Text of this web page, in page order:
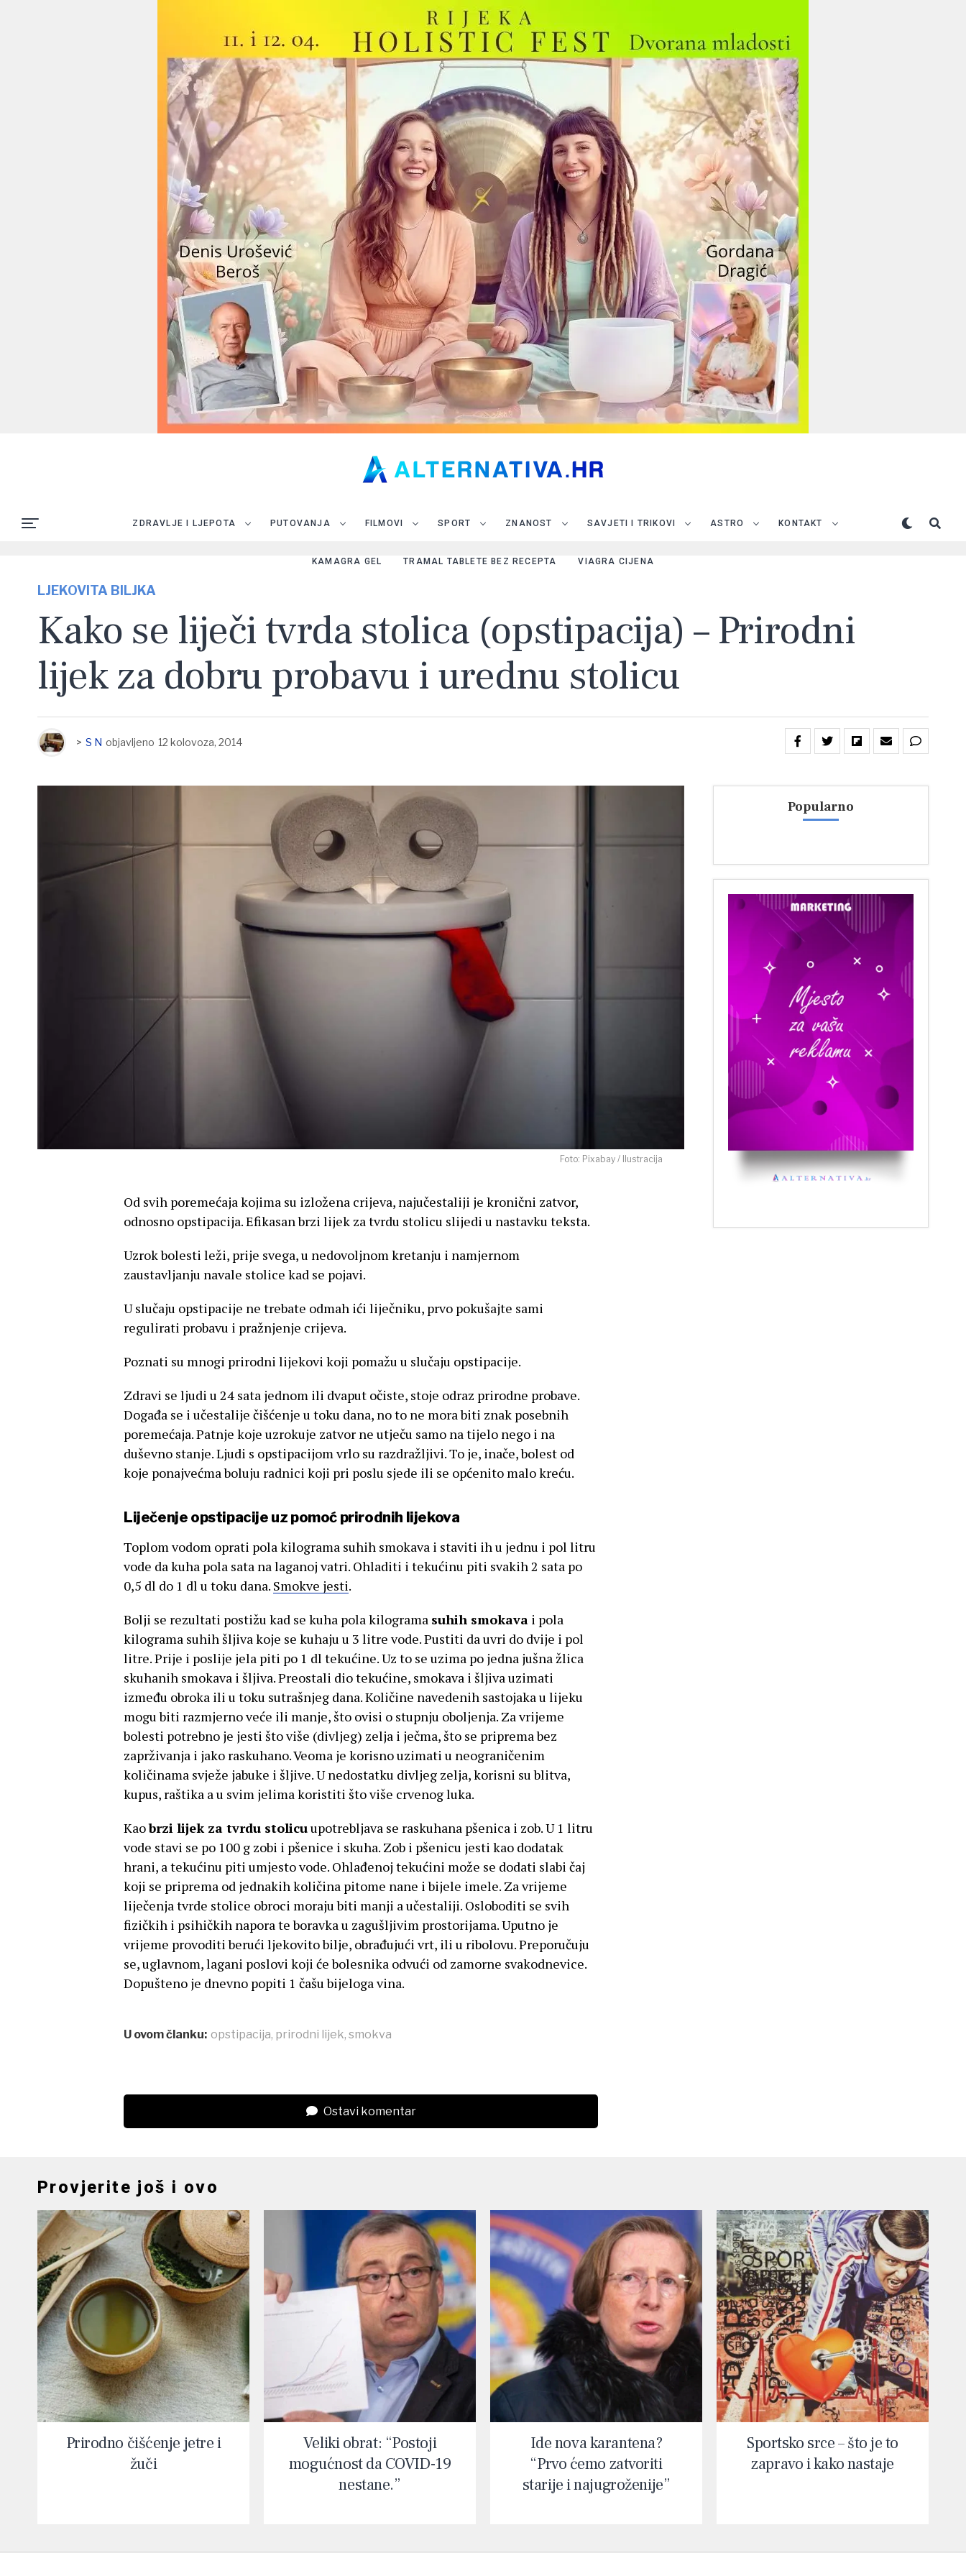
ZDRAVLJE I LJEPOTA PUTOVANJA FILMOVI SPORT ZNANOST SAVJETI I TRIKOVI ASTRO KONTAKT
KAMAGRA GEL TRAMAL TABLETE BEZ RECEPTA VIAGRA CIJENA
LJEKOVITA BILJKA
Kako se liječi tvrda stolica (opstipacija) – Prirodni
lijek za dobru probavu i urednu stolicu
> S N objavljeno 12 kolovoza, 2014
Foto: Pixabay / Ilustracija
Od svih poremećaja kojima su izložena crijeva, najučestaliji je kronični zatvor,
odnosno opstipacija. Efikasanbrzi lijek za tvrdu stolicu slijedi u nastavku teksta.
Uzrok bolesti leži, prije svega, u nedovoljnom kretanju i namjernom
zaustavljanju navale stolice kad se pojavi.
U slučaju opstipacije ne trebate odmah ići liječniku, prvo pokušajte sami
regulirati probavu i pražnjenje crijeva.
Poznati su mnogi prirodni lijekovi koji pomažu u slučaju opstipacije.
Zdravi se ljudi u 24 sata jednom ili dvaput očiste, stoje odraz prirodne probave.
Događa se i učestalije čišćenje u toku dana, no to ne mora biti znak posebnih
poremećaja. Patnje koje uzrokuje zatvor ne utječu samo na tijelo nego i na
duševno stanje. Ljudi s opstipacijom vrlo su razdražljivi. To je, inače, bolest od
koje ponajvećma boluju radnici koji pri poslu sjede ili se općenito malo kreću.
Liječenje opstipacije uz pomoć prirodnih lijekova
Toplom vodom oprati pola kilograma suhih smokava i staviti ih u jednu i pol litru
vode da kuha pola sata na laganoj vatri. Ohladiti i tekućinu piti svakih 2 sata po
0,5 dl do 1 dl u toku dana. Smokve jesti.
Bolji se rezultati postižu kad se kuha pola kilograma suhih smokava i pola
kilograma suhih šljiva koje se kuhaju u 3 litre vode. Pustiti da uvri do dvije i pol
litre. Prije i poslije jela piti po 1 dl tekućine. Uz to se uzima po jedna jušna žlica
skuhanih smokava i šljiva. Preostali dio tekućine, smokava i šljiva uzimati
između obroka ili u toku sutrašnjeg dana. Količine navedenih sastojaka u lijeku
mogu biti razmjerno veće ili manje, što ovisi o stupnju oboljenja. Za vrijeme
bolesti potrebno je jesti što više (divljeg) zelja i ječma, što se priprema bez
zaprživanja i jako raskuhano. Veoma je korisno uzimati u neograničenim
količinama svježe jabuke i šljive. U nedostatku divljeg zelja, korisni su blitva,
kupus, raštika a u svim jelima koristiti što više crvenog luka.
Kaobrzi lijek za tvrdu stolicuupotrebljava se raskuhana pšenica i zob. U 1 litru
vode stavi se po 100 g zobi i pšenice i skuha. Zob i pšenicu jesti kao dodatak
hrani, a tekućinu piti umjesto vode. Ohlađenoj tekućini može se dodati slabi čaj
koji se priprema od jednakih količina pitome nane i bijele imele. Za vrijeme
liječenja tvrde stolice obroci moraju biti manji a učestaliji. Osloboditi se svih
fizičkih i psihičkih napora te boravka u zagušljivim prostorijama. Uputno je
vrijeme provoditi berući ljekovito bilje, obrađujući vrt, ili u ribolovu. Preporučuju
se, uglavnom, lagani poslovi koji će bolesnika odvući od zamorne svakodnevice.
Dopušteno je dnevno popiti 1 čašu bijeloga vina.
U ovom članku: opstipacija, prirodni lijek, smokva
Ostavi komentar
Popularno
Provjerite još i ovo
Prirodno čišćenje jetre i
žuči
Veliki obrat: “Postoji
mogućnost da COVID-19
nestane.”
Ide nova karantena?
“Prvo ćemo zatvoriti
starije i najugroženije”
Sportsko srce – što je to
zapravo i kako nastaje